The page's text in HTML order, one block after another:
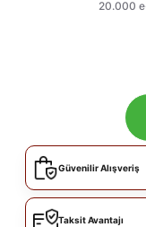
Güvenilir Alışveriş
Taksit Avantajı